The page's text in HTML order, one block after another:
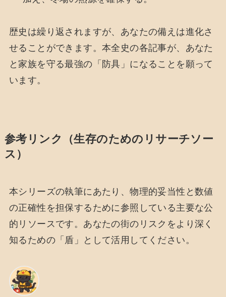
歴史は繰り返されますが、あなたの備えは進化さ
せることができます。本全史の各記事が、あなた
と家族を守る最強の「防具」になることを願って
います。
参考リンク（生存のためのリサーチソー
ス）
本シリーズの執筆にあたり、物理的妥当性と数値
の正確性を担保するために参照している主要な公
的リソースです。あなたの街のリスクをより深く
知るための「盾」として活用してください。